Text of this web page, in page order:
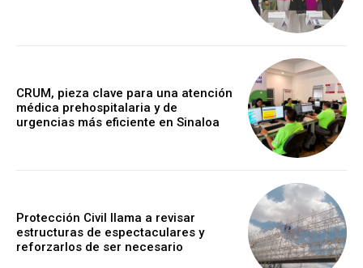
CRUM, pieza clave para una atención
médica prehospitalaria y de
urgencias más eficiente en Sinaloa
Protección Civil llama a revisar
estructuras de espectaculares y
reforzarlos de ser necesario